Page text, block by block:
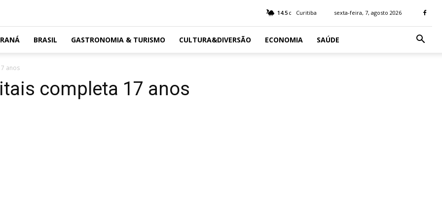
14.5 C Curitiba sexta-feira, 7, agosto 2026
BRASIL GASTRONOMIA & TURISMO CULTURA&DIVERSÃO ECONOMIA SAÚDE
anos
completa 17 anos